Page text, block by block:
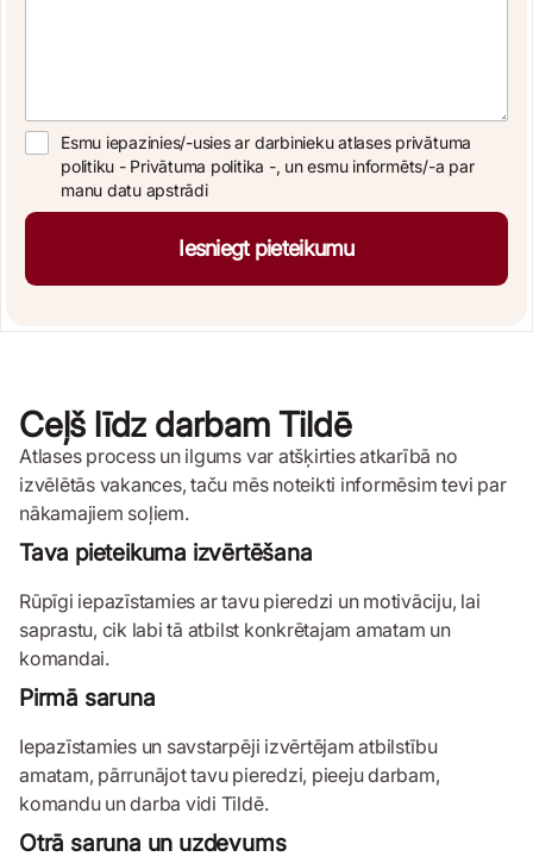
Esmu iepazinies/-usies ar darbinieku atlases privātuma
politiku - Privātuma politika -, un esmu informēts/-a par
manu datu apstrādi
Iesniegt pieteikumu
Ceļš līdz darbam Tildē
Atlases process un ilgums var atšķirties atkarībā no
izvēlētās vakances, taču mēs noteikti informēsim tevi par
nākamajiem soļiem.
Tava pieteikuma izvērtēšana
Rūpīgi iepazīstamies ar tavu pieredzi un motivāciju, lai
saprastu, cik labi tā atbilst konkrētajam amatam un
komandai.
Pirmā saruna
Iepazīstamies un savstarpēji izvērtējam atbilstību
amatam, pārrunājot tavu pieredzi, pieeju darbam,
komandu un darba vidi Tildē.
Otrā saruna un uzdevums